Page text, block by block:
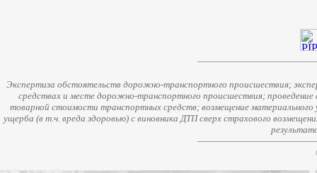
Экспертиза обстоятельств дорожно-транспортного происшествия;
средствах и месте дорожно-транспортного происшествия;
товарной стоимости транспортных средств; возмещение
ущерба (в т.ч. вреда здоровью) с виновника ДТП сверх страхового